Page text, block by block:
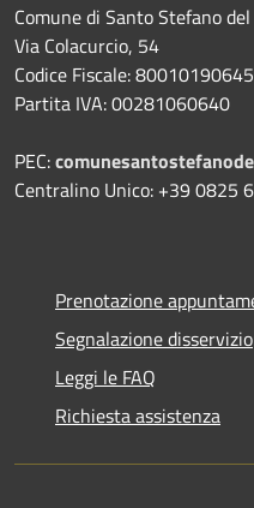
Comune di Santo Stefano
Via Colacurcio, 54
Codice Fiscale: 80010190645
Partita IVA: 00281060640
PEC:
Centralino Unico: +39 0825
Prenotazione
Segnalazione disservizio
Leggi le FAQ
Richiesta assistenza